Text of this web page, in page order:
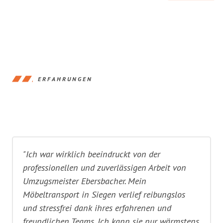
ERFAHRUNGEN
"Ich war wirklich beeindruckt von der
professionellen und zuverlässigen Arbeit von
Umzugsmeister Ebersbacher. Mein
Möbeltransport in Siegen verlief reibungslos
und stressfrei dank ihres erfahrenen und